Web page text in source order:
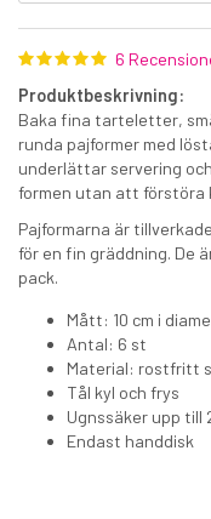
6
Produktbeskrivning:
Baka fina tarteletter,
runda pajformer med
underlättar servering
formen utan att förstöra
Pajformarna är
för en fin gräddning. De
pack.
Mått: 10 cm i
Antal: 6 st
Material: rostfritt
Tål kyl och frys
Ugnssäker upp till
Endast handdisk